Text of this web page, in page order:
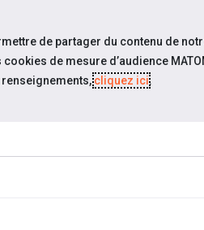
ESPACE
ESPACE
de partager du contenu de
de mesure d’audience
renseignements,cliquez ici.